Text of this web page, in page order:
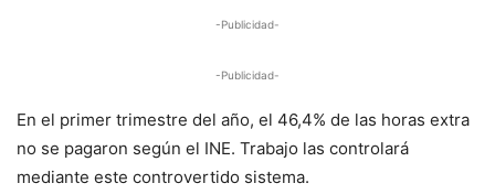
-Publicidad-
-Publicidad-
En el primer trimestre del año, el 46,4% de las horas extra
no se pagaron según el INE. Trabajo las controlará
mediante este controvertido sistema.